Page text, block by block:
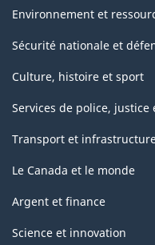
Environnement et
Sécurité nationale et
Culture, histoire et sport
Services de police, justice
Transport et
Le Canada et le monde
Argent et finance
Science et innovation